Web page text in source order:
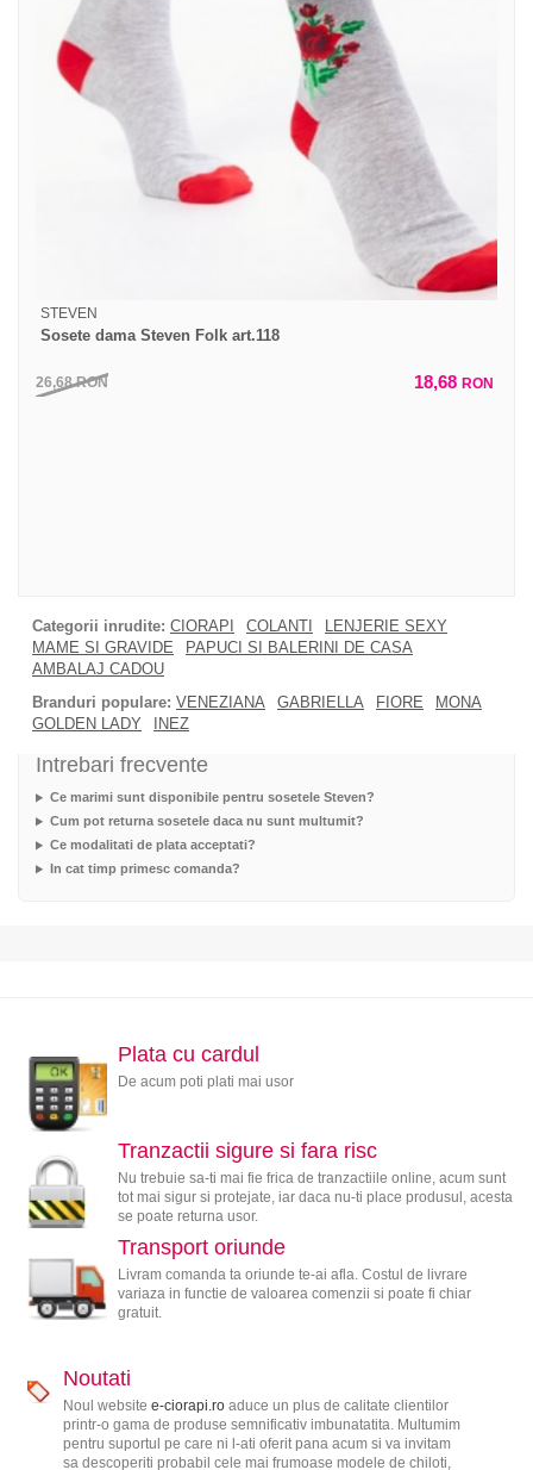
STEVEN
Sosete dama Steven Folk art.118
26,68RON 18,68 RON
Categorii inrudite: CIORAPI COLANTI
LENJERIE SEXY
MAME SI GRAVIDE
PAPUCI SI BALERINI DE CASA
AMBALAJ CADOU
Branduri populare: VENEZIANA GABRIELLA FIORE
MONA
GOLDEN LADY
INEZ
Intrebari frecvente
Ce marimi sunt disponibile pentru sosetele Steven?
Cum pot returna sosetele daca nu sunt multumit?
Ce modalitati de plata acceptati?
In cat timp primesc comanda?
Plata cu cardul
De acum poti plati mai usor
Tranzactii sigure si fara risc
Nu trebuie sa-ti mai fie frica de tranzactiile online, acum sunt
tot mai sigur si protejate, iar daca nu-ti place produsul, acesta
se poate returna usor.
Transport oriunde
Livram comanda ta oriunde te-ai afla. Costul de livrare
variaza in functie de valoarea comenzii si poate fi chiar
gratuit.
Noutati
Noul website e-ciorapi.roaduce un plus de calitate clientilor
printr-o gama de produse semnificativ imbunatatita. Multumim
pentru suportul pe care ni l-ati oferit pana acum si va invitam
sa descoperiti probabil cele mai frumoase modele de chiloti,